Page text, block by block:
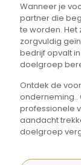
Wanneer je
partner die
te worden. Het
zorgvuldig
bedrijf opvalt
doelgroep
Ontdek de
onderneming..
professionele
aandacht
doelgroep